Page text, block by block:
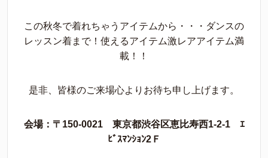
この秋冬で着れちゃうアイテムから・・・ダンスの
レッスン着まで！使えるアイテム激レアアイテム満
載！！
是非、皆様のご来場心よりお待ち申し上げます。
会場：〒150-0021 東京都渋谷区恵比寿西1-2-1 ｴ
ﾋﾞｽﾏﾝｼｮﾝ2Ｆ